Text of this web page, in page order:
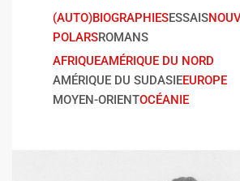
(AUTO)BIOGRAPHIESESSAIS
POLARSROMANS
AFRIQUEAMÉRIQUE DU NORD
AMÉRIQUE DU SUDASIEEUROPE
MOYEN-ORIENTOCÉANIE